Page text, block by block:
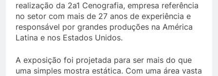
realização da 2a1 Cenografia, empresa referência
no setor com mais de 27 anos de experiência e
responsável por grandes produções na América
Latina e nos Estados Unidos.
A exposição foi projetada para ser mais do que
uma simples mostra estática. Com uma área vasta